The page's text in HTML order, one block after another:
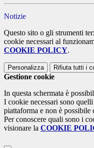
Notizie
Questo sito o gli strumenti
cookie necessari al
COOKIE POLICY.
Personalizza Rifiuta tutti i
Gestione cookie
In questa schermata è
I cookie necessari sono
piattaforma e non è possibile
Per conoscere quali sono i
visionare la COOKIE